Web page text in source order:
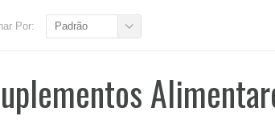
Por: Padrão